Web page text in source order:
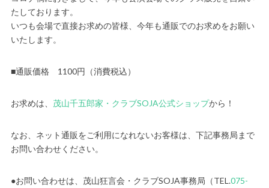
たしております。
いつも会場で直接お求めの皆様、今年も通販でのお求めをお願い
いたします。
■通販価格 1100円（消費税込）
お求めは、 茂山千五郎家・クラブSOJA公式ショップから！
なお、ネット通販をご利用になれないお客様は、下記事務局まで
お問い合わせください。
●お問い合わせは、茂山狂言会・クラブSOJA事務局（TEL.075-